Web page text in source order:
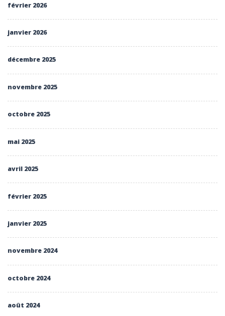
février 2026
janvier 2026
décembre 2025
novembre 2025
octobre 2025
mai 2025
avril 2025
février 2025
janvier 2025
novembre 2024
octobre 2024
août 2024